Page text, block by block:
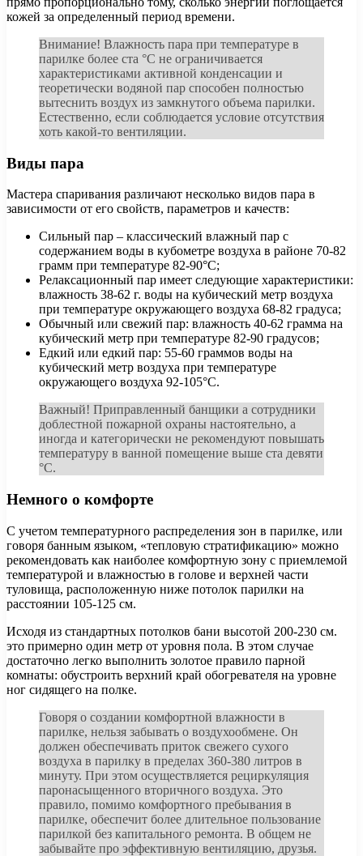
кожей за определенный период времени.
Внимание! Влажность пара при температуре в
парилке более ста °С не ограничивается
характеристиками активной конденсации и
теоретически водяной пар способен полностью
вытеснить воздух из замкнутого объема парилки.
Естественно, если соблюдается условие отсутствия
хоть какой-то вентиляции.
Виды пара
Мастера спаривания различают несколько видов пара в
зависимости от его свойств, параметров и качеств:
Сильный пар – классический влажный пар с
содержанием воды в кубометре воздуха в районе 70-82
грамм при температуре 82-90°С;
Релаксационный пар имеет следующие характеристики:
влажность 38-62 г. воды на кубический метр воздуха
при температуре окружающего воздуха 68-82 градуса;
Обычный или свежий пар: влажность 40-62 грамма на
кубический метр при температуре 82-90 градусов;
Едкий или едкий пар: 55-60 граммов воды на
кубический метр воздуха при температуре
окружающего воздуха 92-105°С.
Важный! Приправленный банщики а сотрудники
доблестной пожарной охраны настоятельно, а
иногда и категорически не рекомендуют повышать
температуру в ванной помещение выше ста девяти
°С.
Немного о комфорте
С учетом температурного распределения зон в парилке, или
говоря банным языком, «тепловую стратификацию» можно
рекомендовать как наиболее комфортную зону с приемлемой
температурой и влажностью в голове и верхней части
туловища, расположенную ниже потолок парилки на
расстоянии 105-125 см.
Исходя из стандартных потолков бани высотой 200-230 см.
это примерно один метр от уровня пола. В этом случае
достаточно легко выполнить золотое правило парной
комнаты: обустроить верхний край обогревателя на уровне
ног сидящего на полке.
Говоря о создании комфортной влажности в
парилке, нельзя забывать о воздухообмене. Он
должен обеспечивать приток свежего сухого
воздуха в парилку в пределах 360-380 литров в
минуту. При этом осуществляется рециркуляция
паронасыщенного вторичного воздуха. Это
правило, помимо комфортного пребывания в
парилке, обеспечит более длительное пользование
парилкой без капитального ремонта. В общем не
забывайте про эффективную вентиляцию, друзья.